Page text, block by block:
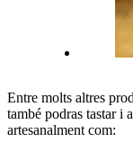
Entre molts altres
també podras tastar i
artesanalment com: